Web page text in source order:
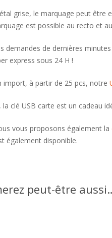
grise, le marquage peut être
est possible au recto et
demandes de dernières
express sous 24 H !
import, à partir de 25 pcs, notre
la clé USB carte est un cadeau
vous proposons également la
également disponible.
peut-être